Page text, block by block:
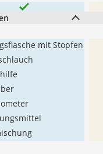
mit Stopfen